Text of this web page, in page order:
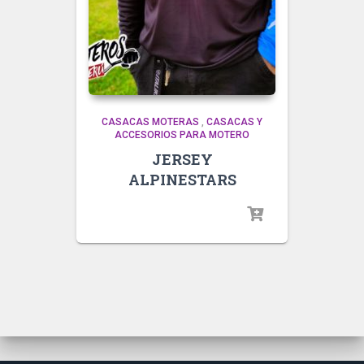
CASACAS MOTERAS , CASACAS Y
ACCESORIOS PARA MOTERO
JERSEY
ALPINESTARS